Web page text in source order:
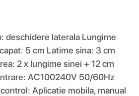
deschidere laterala Lungime
5 cm Latime sina: 3 cm
2 x lungime sinei + 12 cm
AC100240V 50/60Hz
Aplicatie mobila, manual